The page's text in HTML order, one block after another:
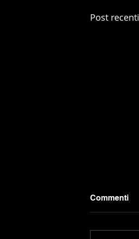
Post recenti
Commenti